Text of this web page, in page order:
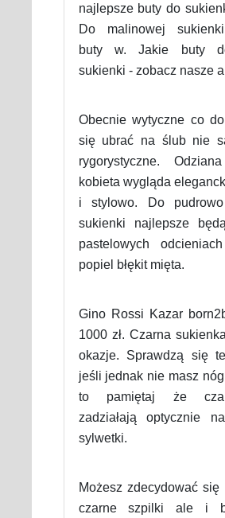
najlepsze buty do
Do malinowej
buty w. Jakie buty
sukienki - zobacz nasze
Obecnie wytyczne co
się ubrać na ślub nie
rygorystyczne.
kobieta wygląda
i stylowo. Do
sukienki najlepsze
pastelowych
popiel błękit mięta.
Gino Rossi Kazar
1000 zł. Czarna
okazje. Sprawdzą się
jeśli jednak nie masz
to pamiętaj że
zadziałają optycznie
sylwetki.
Możesz zdecydować się
czarne szpilki ale i